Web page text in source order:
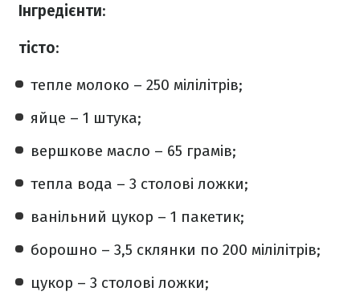
Інгредієнти:
тісто:
тепле молоко – 250 мілілітрів;
яйце – 1 штука;
вершкове масло – 65 грамів;
тепла вода – 3 столові ложки;
ванільний цукор – 1 пакетик;
борошно – 3,5 склянки по 200 мілілітрів;
цукор – 3 столові ложки;